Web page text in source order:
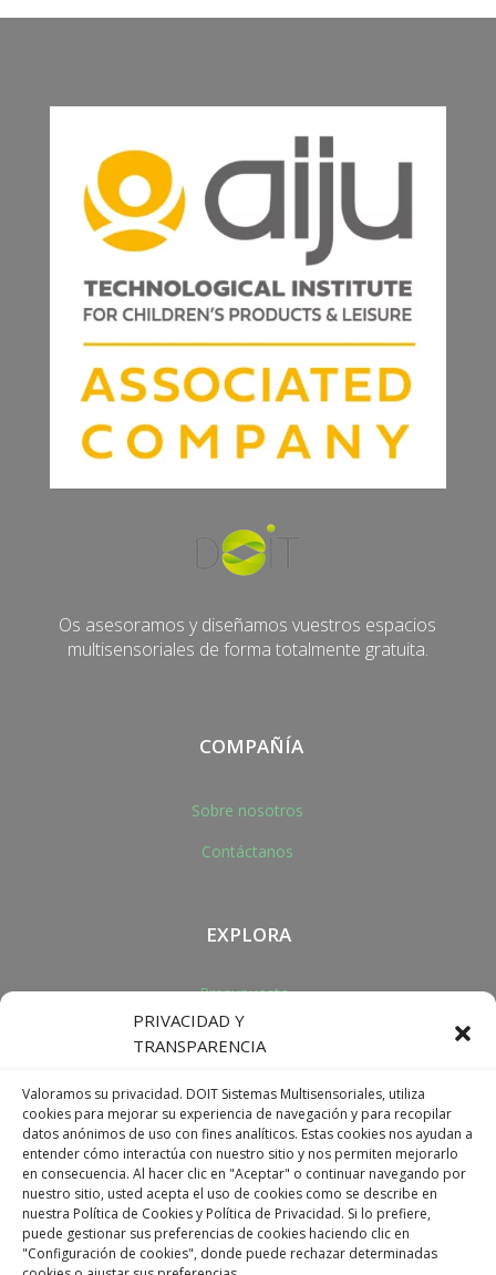
PRIVACIDAD Y
TRANSPARENCIA
Valoramos su privacidad. DOIT Sistemas Multisensoriales, utiliza
cookies para mejorar su experiencia de navegación y para recopilar
datos anónimos de uso con fines analíticos. Estas cookies nos ayudan a
entender cómo interactúa con nuestro sitio y nos permiten mejorarlo
en consecuencia. Al hacer clic en "Aceptar" o continuar navegando por
nuestro sitio, usted acepta el uso de cookies como se describe en
nuestra Política de Cookies y Política de Privacidad. Si lo prefiere,
puede gestionar sus preferencias de cookies haciendo clic en
"Configuración de cookies", donde puede rechazar determinadas
Os asesoramos y diseñamos vuestros espacios
multisensoriales de forma totalmente gratuita.
COMPAÑÍA
Sobre nosotros
Contáctanos
EXPLORA
Presupuesto
Ser distribuidor
DIRECCIÓN
+34 977 091 417
info@doitmultisensorial.com
Avenida Falset 137, Reus
Tarragona, ESPAÑA